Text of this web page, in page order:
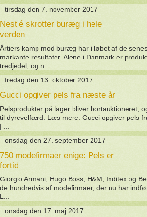
tirsdag den 7. november 2017
Nestlé skrotter buræg i hele
verden
Årtiers kamp mod buræg har i løbet af de
markante resultater. Alene i Danmark er
tredjedel, og n...
fredag den 13. oktober 2017
Gucci opgiver pels fra næste år
Pelsprodukter på lager bliver bortauktioneret,
til dyrevelfærd. Læs mere: Gucci opgiver pels
| ...
onsdag den 27. september 2017
750 modefirmaer enige: Pels er
fortid
Giorgio Armani, Hugo Boss, H&M, Inditex og
de hundredvis af modefirmaer, der nu har
L...
onsdag den 17. maj 2017